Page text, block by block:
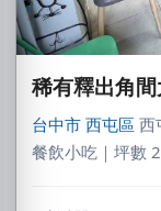
稀有釋出角
台中市 西屯區 西
餐飲小吃｜坪數